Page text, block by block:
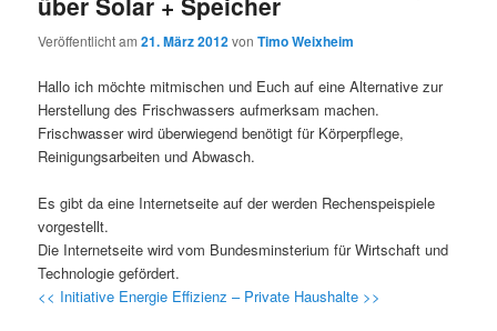
Veröffentlicht am21. März 2012vonTimo Weixheim
Hallo ich möchte mitmischen und Euch auf eine Alternative zur
Herstellung des Frischwassers aufmerksam machen.
Frischwasser wird überwiegend benötigt für Körperpflege,
Reinigungsarbeiten und Abwasch.
Es gibt da eine Internetseite auf der werden Rechenspeispiele
vorgestellt.
Die Internetseite wird vom Bundesminsterium für Wirtschaft und
Technologie gefördert.
<< Initiative Energie Effizienz – Private Haushalte >>